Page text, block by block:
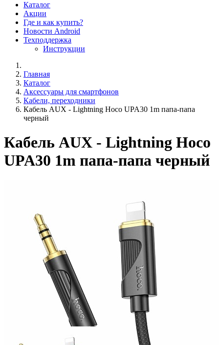
Каталог
Акции
Где и как купить?
Новости Android
Техподдержка
Инструкции
Главная
Каталог
Аксессуары для смартфонов
Кабели, переходники
Кабель AUX - Lightning Hoco UPA30 1m папа-папа
черный
Кабель AUX - Lightning Hoco
UPA30 1m папа-папа черный